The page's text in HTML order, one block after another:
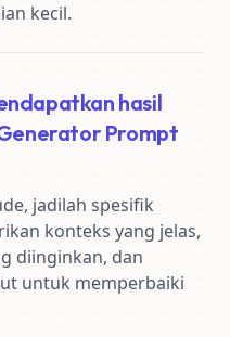
kecil.
hasil
Prompt
jadilah spesifik
konteks yang jelas,
diinginkan, dan
untuk memperbaiki